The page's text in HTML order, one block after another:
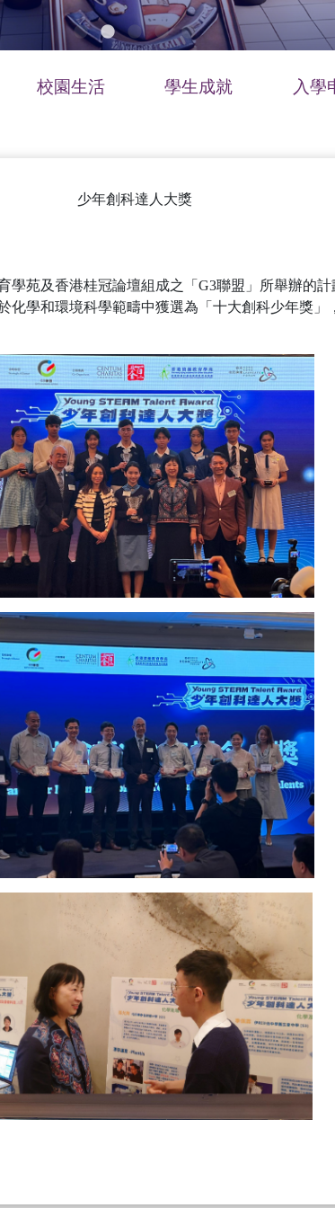
校園生活 學生成就 入學
少年創科達人大獎
學苑及香港桂冠論壇組成之「G3聯盟」所舉辦的
化學和環境科學範疇中獲選為「十大創科少年獎